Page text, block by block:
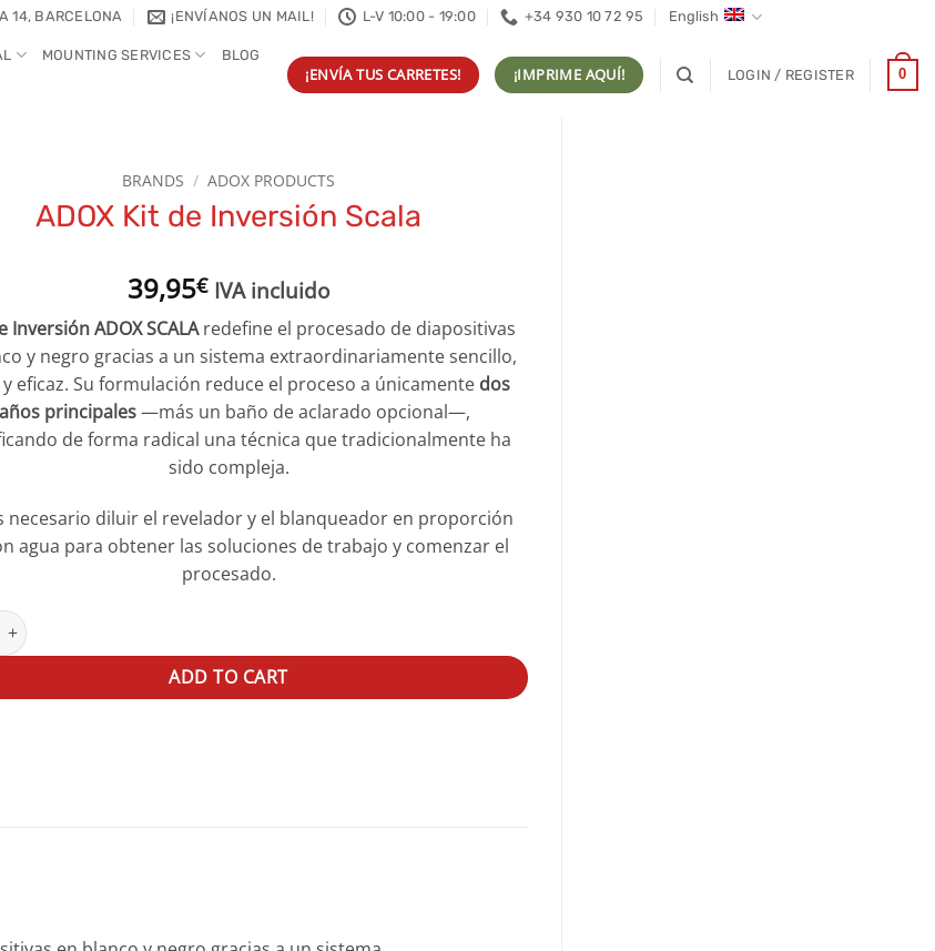
14, BARCELONA ¡ENVÍANOS UN MAIL! L-V 10:00 - 19:00 +34 930 10 72 95 English
MOUNTING SERVICES BLOG
¡ENVÍA TUS CARRETES! ¡IMPRIME AQUÍ! LOGIN / REGISTER 0
BRANDS / ADOX PRODUCTS
ADOX Kit de Inversión Scala
39,95€ IVA incluido
Inversión ADOX SCALAredefine el procesado de diapositivas
y negro gracias a un sistema extraordinariamente sencillo,
eficaz. Su formulación reduce el proceso a únicamente dos
principales—más un baño de aclarado opcional—,
de forma radical una técnica que tradicionalmente ha
sido compleja.
necesario diluir el revelador y el blanqueador en proporción
agua para obtener las soluciones de trabajo y comenzar el
procesado.
Inversión Scala quantity
ADD TO CART